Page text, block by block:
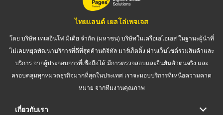
ไทยแลนด์ เยลโล่เพจเจส
โดย บริษัท เทเลอินโฟ มีเดีย จำกัด (มหาชน) บริษัทในเครือเอไอเอส ในฐานะผู้นำที่
ไม่เคยหยุดพัฒนาบริการที่ดีที่สุดด้านดิจิทัล มาร์เก็ตติ้ง ผ่านเว็บไซต์รวมสินค้าและ
บริการ จากผู้ประกอบการที่เชื่อถือได้ มีการตรวจสอบและยืนยันตัวตนจริง และ
ครอบคลุมทุกหมวดธุรกิจมากที่สุดในประเทศ เราจะมอบบริการที่เหนือความคาด
หมาย จากทีมงานคุณภาพ
เกี่ยวกับเรา